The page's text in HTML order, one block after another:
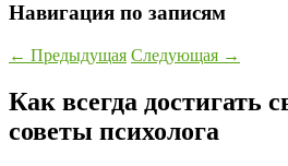
Навигация по записям
← Предыдущая Следующая →
Как всегда достигать
советы психолога